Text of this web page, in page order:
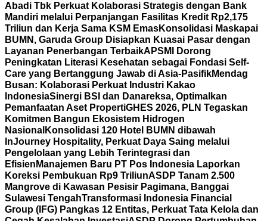
Abadi Tbk Perkuat Kolaborasi Strategis dengan Bank
Mandiri melalui Perpanjangan Fasilitas Kredit Rp2,175
Triliun dan Kerja Sama KSM EmasKonsolidasi Maskapai
BUMN, Garuda Group Disiapkan Kuasai Pasar dengan
Layanan Penerbangan TerbaikAPSMI Dorong
Peningkatan Literasi Kesehatan sebagai Fondasi Self-
Care yang Bertanggung Jawab di Asia-PasifikMendag
Busan: Kolaborasi Perkuat Industri Kakao
IndonesiaSinergi BSI dan Danareksa, Optimalkan
Pemanfaatan Aset PropertiGHES 2026, PLN Tegaskan
Komitmen Bangun Ekosistem Hidrogen
Nasional Konsolidasi 120 Hotel BUMN dibawah
InJourney Hospitality, Perkuat Daya Saing melalui
Pengelolaan yang Lebih Terintegrasi dan
Efisien Manajemen Baru PT Pos Indonesia Laporkan
Koreksi Pembukuan Rp9 TriliunASDP Tanam 2.500
Mangrove di Kawasan Pesisir Pagimana, Banggai
Sulawesi TengahTransformasi Indonesia Financial
Group (IFG) Pangkas 12 Entitas, Perkuat Tata Kelola dan